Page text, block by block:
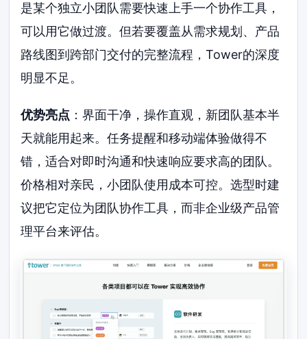
是某个独立小团队需要快速上手一个协作工具，
可以用它做过渡。但若要覆盖从需求规划、产品
路线图到跨部门交付的完整流程，Tower的深度
明显不足。
优势亮点 ：界面干净，操作直观，新团队基本半
天就能用起来。任务提醒和移动端体验做得不
错，适合对即时沟通和快速响应要求高的团队。
价格相对亲民，小团队使用成本可控。选型时建
议把它定位为团队协作工具，而非企业级产品管
理平台来评估。